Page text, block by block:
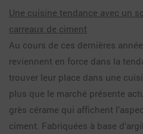
Une cuisine tendance avec un
carreaux de ciment
Au cours de ces dernières
reviennent en force dans la
trouver leur place dans une
plus que le marché présente
grès cérame qui affichent
ciment. Fabriquées à base